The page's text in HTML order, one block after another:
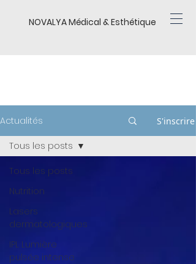
NOVALYA Médical & Esthétique
Actualités S'inscrire
Tous les posts
Nutrition
Lasers
dermatologiques
IPL Lumière
pulsée intense
Tous les posts